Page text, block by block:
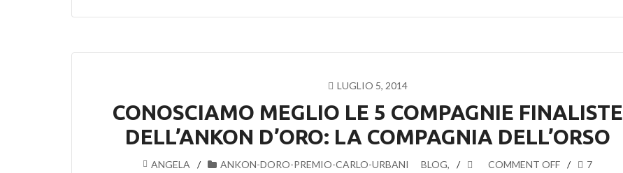
LUGLIO 5, 2014
CONOSCIAMO MEGLIO LE 5 COMPAGNIE FINALISTE
DELL’ANKON D’ORO: LA COMPAGNIA DELL’ORSO
ANGELA ANKON-DORO-PREMIO-CARLO-URBANI ,
BLOG COMMENT OFF 7